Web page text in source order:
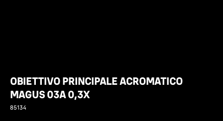
OBIETTIVO PRINCIPALE ACROMATICO
MAGUS 03A 0,3X
85134